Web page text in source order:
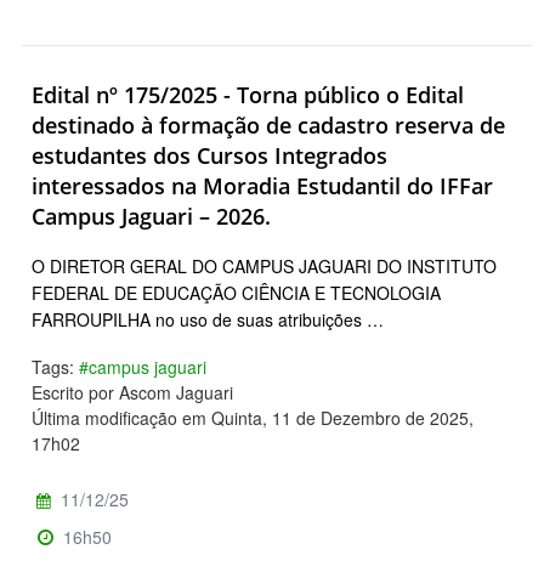
Edital nº 175/2025 - Torna público o Edital
destinado à formação de cadastro reserva de
estudantes dos Cursos Integrados
interessados na Moradia Estudantil do IFFar
Campus Jaguari – 2026.
O DIRETOR GERAL DO CAMPUS JAGUARI DO INSTITUTO
FEDERAL DE EDUCAÇÃO CIÊNCIA E TECNOLOGIA
FARROUPILHA no uso de suas atribuições …
Tags: #campus jaguari
Escrito por Ascom Jaguari
Última modificação em Quinta, 11 de Dezembro de 2025,
17h02
11/12/25
16h50